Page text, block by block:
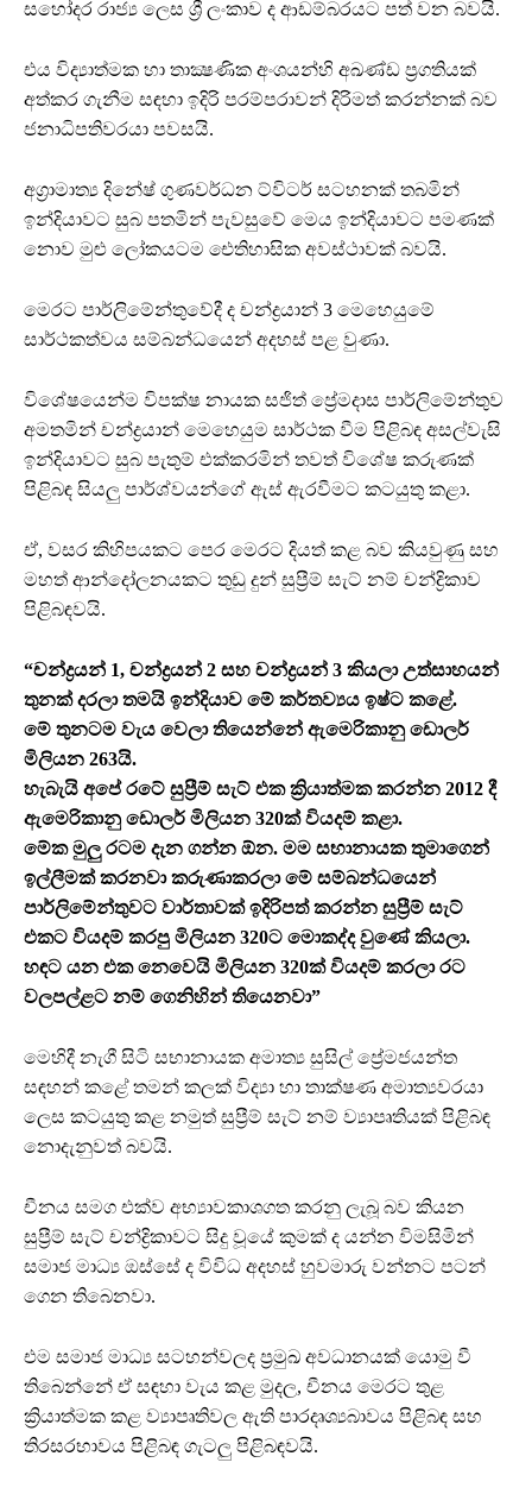
සහෝදර රාජ්‍ය ලෙස ශ්‍රී ලංකාව ද ආඩම්බරයට පත් වන බවයි.
එය විද්‍යාත්මක හා තාක්‍ෂණික අංශයන්හි අඛණ්ඩ ප්‍රගතියක්
අත්කර ගැනීම සඳහා ඉදිරි පරම්පරාවන් දිරිමත් කරන්නක් බව
ජනාධිපතිවරයා පවසයි.
අග්‍රාමාත්‍ය දිනේෂ් ගුණවර්ධන ට්විටර් සටහනක් තබමින්
ඉන්දියාවට සුබ පතමින් පැවසුවේ මෙය ඉන්දියාවට පමණක්
නොව මුළු ලෝකයටම ඓතිහාසික අවස්ථාවක් බවයි.
මෙරට පාර්ලිමේන්තුවේදී ද චන්ද්‍රයාන් 3 මෙහෙයුමේ
සාර්ථකත්වය සම්බන්ධයෙන් අදහස් පළ වුණා.
විශේෂයෙන්ම විපක්ෂ නායක සජිත් ප්‍රේමදාස පාර්ලිමේන්තුව
අමතමින් චන්ද්‍රයාන් මෙහෙයුම සාර්ථක වීම පිළිබඳ අසල්වැසි
ඉන්දියාවට සුබ පැතුම් එක්කරමින් තවත් විශේෂ කරුණක්
පිළිබඳ සියලු පාර්ශ්වයන්ගේ ඇස් ඇරවීමට කටයුතු කළා.
ඒ, වසර කිහිපයකට පෙර මෙරට දියත් කළ බව කියවුණු සහ
මහත් ආන්දෝලනයකට තුඩු දුන් සුප්‍රීම් සැට් නම් චන්ද්‍රිකාව
පිළිබඳවයි.
“චන්ද්‍රයන් 1, චන්ද්‍රයන් 2 සහ චන්ද්‍රයන් 3 කියලා උත්සාහයන්
තුනක් දරලා තමයි ඉන්දියාව මේ කර්තව්‍යය ඉෂ්ට කළේ.
මේ තුනටම වැය වෙලා තියෙන්නේ ඇමෙරිකානු ඩොලර්
මිලියන 263යි.
හැබැයි අපේ රටේ සුප්‍රීම් සැට් එක ක්‍රියාත්මක කරන්න 2012 දී
ඇමෙරිකානු ඩොලර් මිලියන 320ක් වියදම් කළා.
මේක මුලු රටම දැන ගන්න ඕන. මම සභානායක තුමාගෙන්
ඉල්ලීමක් කරනවා කරුණාකරලා මේ සම්බන්ධයෙන්
පාර්ලිමේන්තුවට වාර්තාවක් ඉදිරිපත් කරන්න සුප්‍රීම් සැට්
එකට වියදම් කරපු මිලියන 320ට මොකද්ද වුණේ කියලා.
හඳට යන එක නෙවෙයි මිලියන 320ක් වියදම් කරලා රට
වලපල්ළට නම් ගෙනිහින් තියෙනවා”
මෙහිදී නැගී සිටි සභානායක අමාත්‍ය සුසිල් ප්‍රේමජයන්ත
සඳහන් කළේ තමන් කලක් විද්‍යා හා තාක්ෂණ අමාත්‍යවරයා
ලෙස කටයුතු කළ නමුත් සුප්‍රීම් සැට් නම් ව්‍යාපෘතියක් පිළිබඳ
නොදැනුවත් බවයි.
චීනය සමග එක්ව අභ්‍යාවකාශගත කරනු ලැබූ බව කියන
සුප්‍රීම් සැට් චන්ද්‍රිකාවට සිදු වූයේ කුමක් ද යන්න විමසිමින්
සමාජ මාධ්‍ය ඔස්සේ ද විවිධ අදහස් හුවමාරු වන්නට පටන්
ගෙන තිබෙනවා.
එම සමාජ මාධ්‍ය සටහන්වලද ප්‍රමුඛ අවධානයක් යොමු වී
තිබෙන්නේ ඒ සඳහා වැය කළ මුදල, චීනය මෙරට තුළ
ක්‍රියාත්මක කළ ව්‍යාපෘතිවල ඇති පාරදෘශ්‍යබාවය පිළිබඳ සහ
තිරසරභාවය පිළිබඳ ගැටලු පිළිබඳවයි.